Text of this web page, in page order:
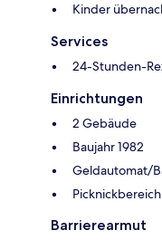
Kinder
Services
24-Stunden-
Einrichtungen
2 Gebäude
Baujahr 1982
Geldautomat/
Picknickbereich
Barrierearmut